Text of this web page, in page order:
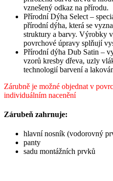
vznešený odkaz na přírodu.
Přírodní Dýha Select –
přírodní dýha, která se
struktury a barvy. Výrobky
povrchové úpravy splňují
Přírodní dýha Dub Satin –
vzorů kresby dřeva, uzly
technologií barvení a
Zárubně je možné objednat v
individuálním nacenění
Zárubeň zahrnuje:
hlavní nosník (vodorovný
panty
sadu montážních prvků